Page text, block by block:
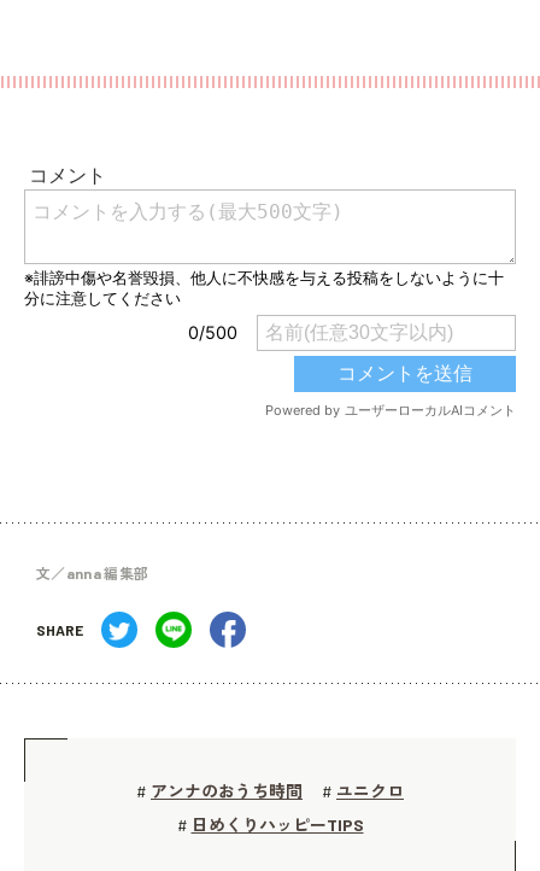
文／anna 編集部
SHARE
# アンナのおうち時間 # ユニクロ
# 日めくりハッピーTIPS